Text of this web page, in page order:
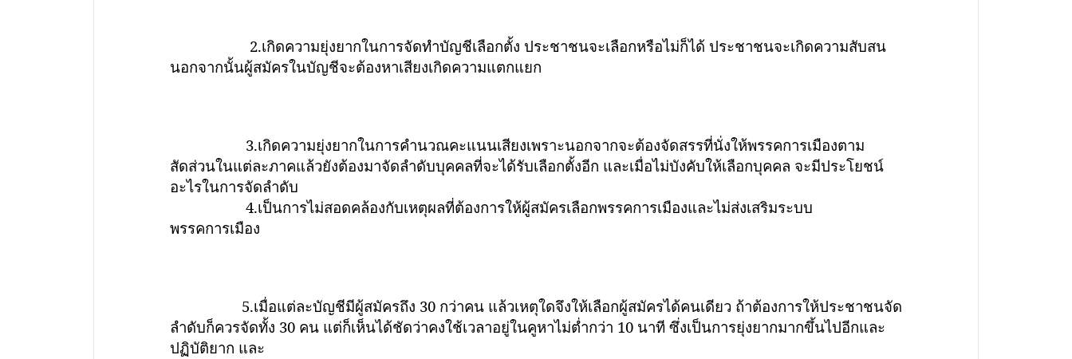
2.เกิดความยุ่งยากในการจัดทำบัญชีเลือกตั้ง ประชาชนจะเลือกหรือไม่ก็ได้ ประชาชนจะเกิดความสับสน
นอกจากนั้นผู้สมัครในบัญชีจะต้องหาเสียงเกิดความแตกแยก
3.เกิดความยุ่งยากในการคำนวณคะแนนเสียงเพราะนอกจากจะต้องจัดสรรที่นั่งให้พรรคการเมืองตาม
สัดส่วนในแต่ละภาคแล้วยังต้องมาจัดลำดับบุคคลที่จะได้รับเลือกตั้งอีก และเมื่อไม่บังคับให้เลือกบุคคล จะมีประโยชน์
อะไรในการจัดลำดับ
4.เป็นการไม่สอดคล้องกับเหตุผลที่ต้องการให้ผู้สมัครเลือกพรรคการเมืองและไม่ส่งเสริมระบบ
พรรคการเมือง
5.เมื่อแต่ละบัญชีมีผู้สมัครถึง 30 กว่าคน แล้วเหตุใดจึงให้เลือกผู้สมัครได้คนเดียว ถ้าต้องการให้ประชาชนจัด
ลำดับก็ควรจัดทั้ง 30 คน แต่ก็เห็นได้ชัดว่าคงใช้เวลาอยู่ในคูหาไม่ต่ำกว่า 10 นาที ซึ่งเป็นการยุ่งยากมากขึ้นไปอีกและ
ปฏิบัติยาก และ